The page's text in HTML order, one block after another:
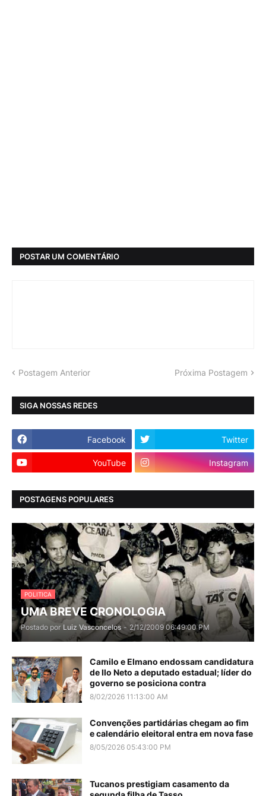
POSTAR UM COMENTÁRIO
Postagem Anterior Próxima Postagem
SIGA NOSSAS REDES
Facebook Twitter
YouTube Instagram
POSTAGENS POPULARES
POLITICA
UMA BREVE CRONOLOGIA
Postado por Luiz Vasconcelos - 2/12/2009 06:49:00 PM
Camilo e Elmano endossam candidatura
de Ilo Neto a deputado estadual; líder do
governo se posiciona contra
8/02/2026 11:13:00 AM
Convenções partidárias chegam ao fim
e calendário eleitoral entra em nova fase
8/05/2026 05:43:00 PM
Tucanos prestigiam casamento da